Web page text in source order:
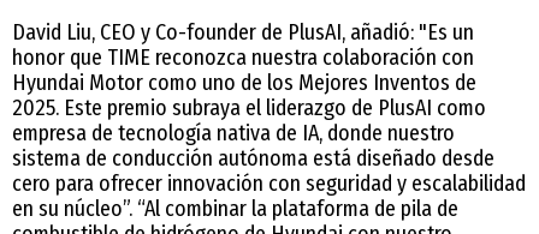
David Liu, CEO y Co-founder de PlusAI, añadió: "Es un
honor que TIME reconozca nuestra colaboración con
Hyundai Motor como uno de los Mejores Inventos de
2025. Este premio subraya el liderazgo de PlusAI como
empresa de tecnología nativa de IA, donde nuestro
sistema de conducción autónoma está diseñado desde
cero para ofrecer innovación con seguridad y escalabilidad
en su núcleo”. “Al combinar la plataforma de pila de